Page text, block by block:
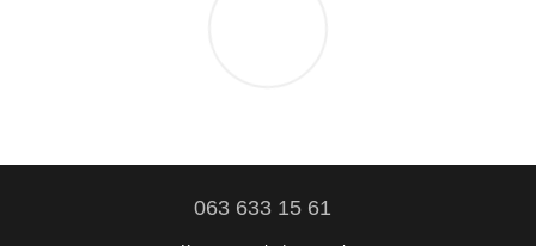
063 633 15 61